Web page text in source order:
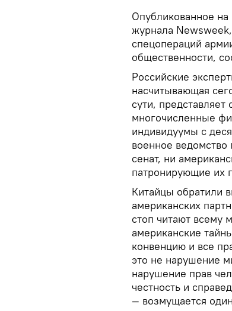
Опубликованное
журнала
спецопераций
общественности,
Российские
насчитывающая
сути,
многочисленные
индивидуумы с
военное ведомство
сенат, ни
патронирующие их
Китайцы обратили
американских
стоп читают всему
американские
конвенцию и все
это не нарушение
нарушение прав
честность и
— возмущается